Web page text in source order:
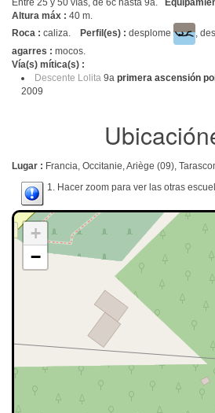
Entre 25 y 50 vías, de 6c hasta 9a.
Altura máx : 40 m.
Roca : caliza. Perfil(es) : desplome ,
agarres : mocos.
Vía(s) mítica(s) :
Descente Lolita 9a primera ascensión
2009
Lugar : Francia, Occitanie, Ariège (09),
1. Hacer zoom para ver las otras
+
−